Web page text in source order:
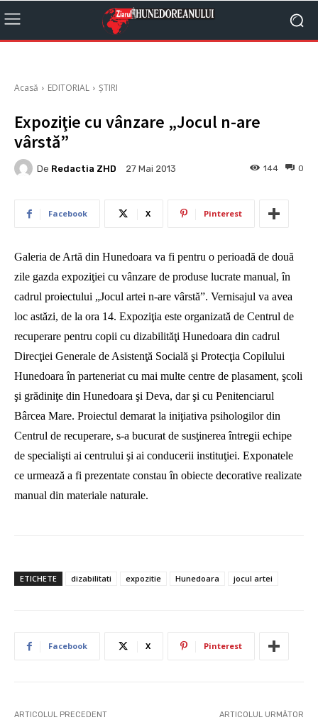
Acasă EDITORIAL ȘTIRI
Expoziţie cu vânzare „Jocul n-are
vârstă”
De Redactia ZHD 27 Mai 2013 0
144
Facebook X Pinterest
Galeria de Artă din Hunedoara va fi pentru o perioadă de două
zile gazda expoziţiei cu vânzare de produse lucrate manual, în
cadrul proiectului „Jocul artei n-are vârstă”. Vernisajul va avea
loc astăzi, de la ora 14. Expoziţia este organizată de Centrul de
recuperare pentru copii cu dizabilităţi Hunedoara din cadrul
Direcţiei Generale de Asistenţă Socială şi Protecţia Copilului
Hunedoara în parteneriat cu mai multe centre de plasament, şcoli
şi grădiniţe din Hunedoara şi Deva, dar şi cu Penitenciarul
Bârcea Mare. Proiectul demarat la iniţiativa psihologilor din
Centrul de recuperare, s-a bucurat de susţinerea întregii echipe
de specialişti ai centrului şi ai conducerii instituţiei. Exponatele
ce urmează a fi prezentate constau în obiecte decorative realizate
manual din materiale naturale.
ETICHETE dizabilitati expozitie Hunedoara jocul artei
Facebook X Pinterest
ARTICOLUL PRECEDENT ARTICOLUL URMĂTOR